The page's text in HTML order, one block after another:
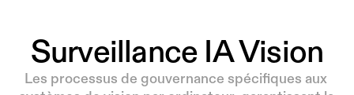
Surveillance IA Vision
Les processus de gouvernance spécifiques aux